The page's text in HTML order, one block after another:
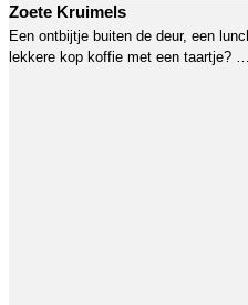
Zoete Kruimels
Een ontbijtje buiten de deur, een
lekkere kop koffie met een taartje? …